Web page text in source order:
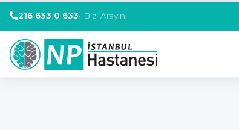
216 633 0 633• Bizi Arayın!